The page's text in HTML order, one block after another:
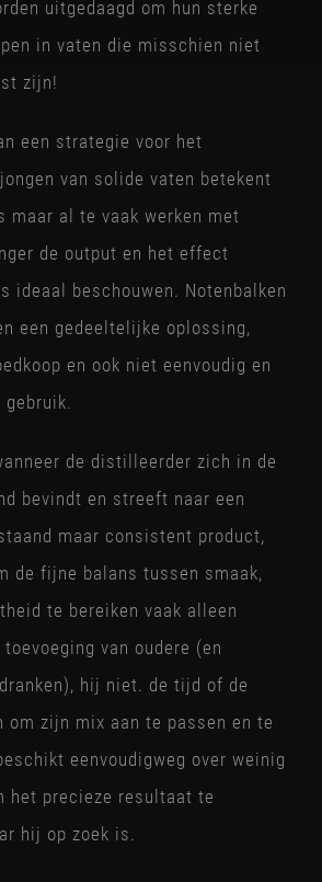
uitgedaagd om hun sterke
in vaten die misschien niet
zijn!
een strategie voor het
van solide vaten betekent
maar al te vaak werken met
de output en het effect
ideaal beschouwen. Notenbalken
een gedeeltelijke oplossing,
en ook niet eenvoudig en
de distilleerder zich in de
bevindt en streeft naar een
maar consistent product,
de fijne balans tussen smaak,
te bereiken vaak alleen
van oudere (en
hij niet. de tijd of de
om zijn mix aan te passen en te
eenvoudigweg over weinig
het precieze resultaat te
hij op zoek is.